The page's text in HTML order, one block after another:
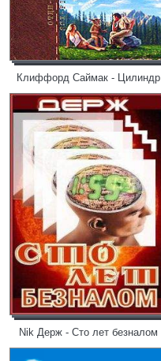
Клиффорд Саймак - Цилиндр
Nik Держ - Cто лет безналом